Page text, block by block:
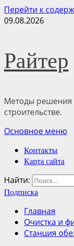
Перейти к
09.08.2026
Райтер
Методы решения
строительстве.
Основное меню
Контакты
Карта сайта
Найти:
Подписка
Главная
Очистка и
Станция